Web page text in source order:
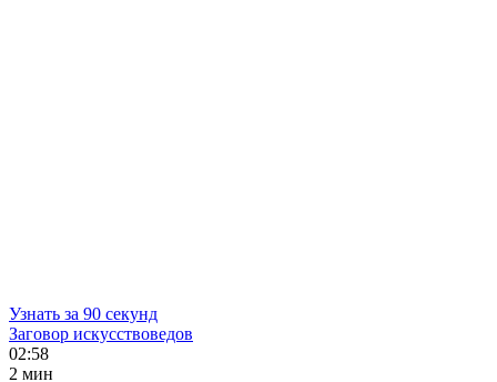
Узнать за 90 секунд
Заговор искусствоведов
02:58
2 мин